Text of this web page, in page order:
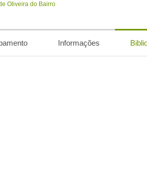
Informações